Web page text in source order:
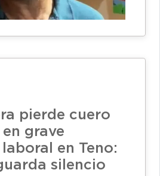
pierde cuero
grave
en Teno:
silencio